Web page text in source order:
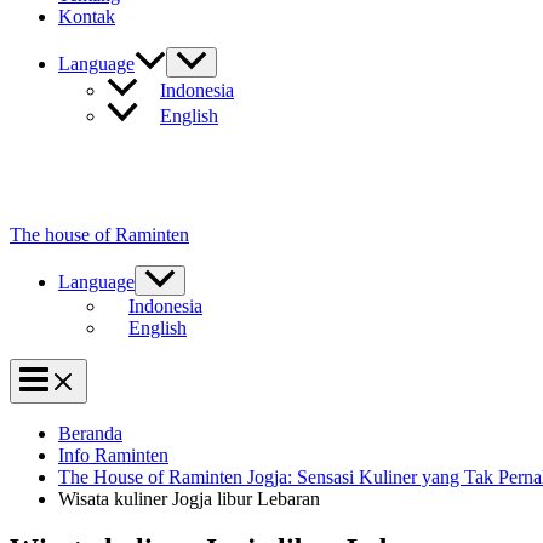
Kontak
Language
Indonesia
English
The house of Raminten
Language
Indonesia
English
Beranda
Info Raminten
The House of Raminten Jogja: Sensasi Kuliner yang Tak
Wisata kuliner Jogja libur Lebaran